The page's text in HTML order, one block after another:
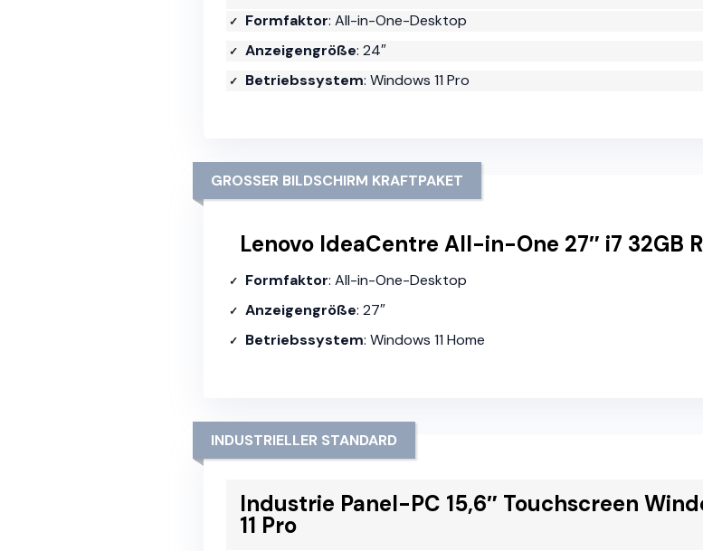
Formfaktor: All-in-One-Desktop
Anzeigengröße: 24″
Betriebssystem: Windows 11 Pro
Lenovo IdeaCentre All-in-One 27″ i7 32GB
GROSSER BILDSCHIRM KRAFTPAKET
Formfaktor: All-in-One-Desktop
Anzeigengröße: 27″
Betriebssystem: Windows 11 Home
Industrie Panel-PC 15,6″ Touchscreen
11 Pro
INDUSTRIELLER STANDARD